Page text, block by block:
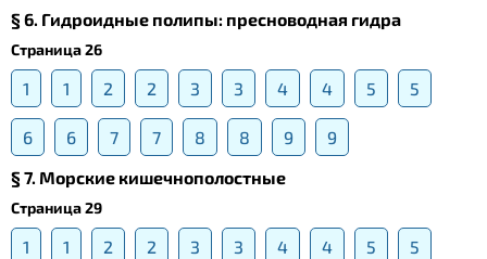
§ 6. Гидроидные полипы: пресноводная гидра
Страница 26
1 1 2 2 3 3 4 4 5 5
6 6 7 7 8 8 9
9
§ 7. Морские кишечнополостные
Страница 29
1 1 2 2 3 3 4 4 5 5